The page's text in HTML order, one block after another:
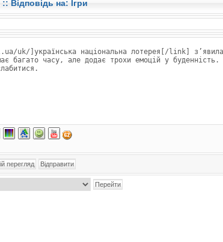
:: Відповідь на: Ігри